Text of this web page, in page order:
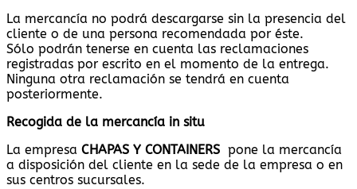
La mercancía no podrá descargarse sin la presencia del
cliente o de una persona recomendada por éste.
Sólo podrán tenerse en cuenta las reclamaciones
registradas por escrito en el momento de la entrega.
Ninguna otra reclamación se tendrá en cuenta
posteriormente.
Recogida de la mercancía in situ
La empresa CHAPAS Y CONTAINERS pone la mercancía
a disposición del cliente en la sede de la empresa o en
sus centros sucursales.